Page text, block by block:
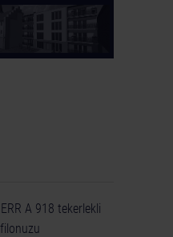
A 918 tekerlekli
filonuzu